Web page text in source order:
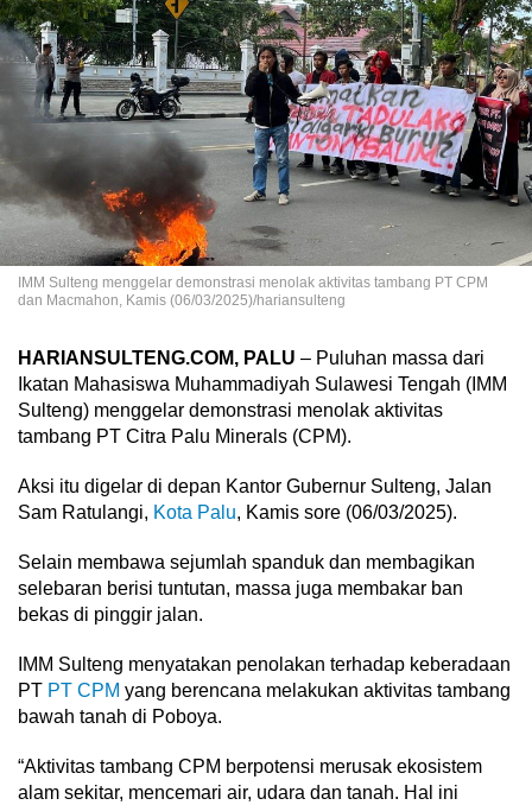
IMM Sulteng menggelar demonstrasi menolak aktivitas tambang PT CPM
dan Macmahon, Kamis (06/03/2025)/hariansulteng
HARIANSULTENG.COM, PALU – Puluhan massa dari
Ikatan Mahasiswa Muhammadiyah Sulawesi Tengah (IMM
Sulteng) menggelar demonstrasi menolak aktivitas
tambang PT Citra Palu Minerals (CPM).
Aksi itu digelar di depan Kantor Gubernur Sulteng, Jalan
Sam Ratulangi, Kota Palu, Kamis sore (06/03/2025).
Selain membawa sejumlah spanduk dan membagikan
selebaran berisi tuntutan, massa juga membakar ban
bekas di pinggir jalan.
IMM Sulteng menyatakan penolakan terhadap keberadaan
PT PT CPM yang berencana melakukan aktivitas tambang
bawah tanah di Poboya.
“Aktivitas tambang CPM berpotensi merusak ekosistem
alam sekitar, mencemari air, udara dan tanah. Hal ini